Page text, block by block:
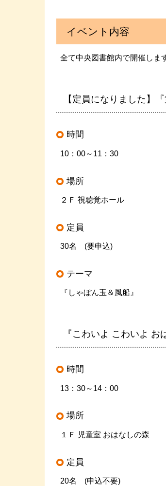
イベント内容
全て中央図書館内で開催しま
【定員になりました】
時間
10：00～11：30
場所
２Ｆ 視聴覚ホール
定員
30名 (要申込)
テーマ
『しゃぼん玉＆風船』
『こわいよ こわいよ お
時間
13：30～14：00
場所
１Ｆ 児童室 おはなしの森
定員
20名 (申込不要)